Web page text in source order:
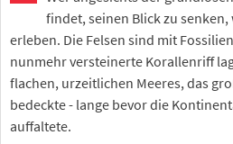
findet, seinen Blick zu
erleben. Die Felsen sind mit
nunmehr versteinerte Korallenriff
flachen, urzeitlichen Meeres, das
bedeckte - lange bevor die
auffaltete.